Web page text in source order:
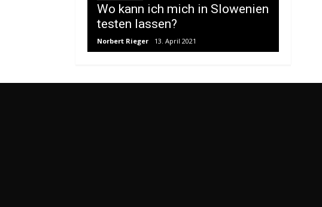
Wo kann ich mich in Slowenien
testen lassen?
Norbert Rieger 13. April 2021